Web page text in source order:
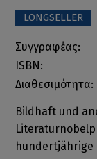
LONGSELLER
Συγγραφέας:
ISBN:
Διαθεσιμότητα:
Bildhaft und
hundertjährige